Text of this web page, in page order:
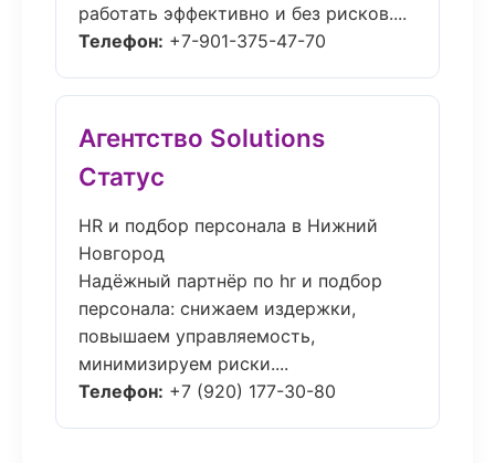
работать эффективно и без рисков....
Телефон: +7-901-375-47-70
Агентство Solutions
Статус
HR и подбор персонала в Нижний
Новгород
Надёжный партнёр по hr и подбор
персонала: снижаем издержки,
повышаем управляемость,
минимизируем риски....
Телефон: +7 (920) 177-30-80